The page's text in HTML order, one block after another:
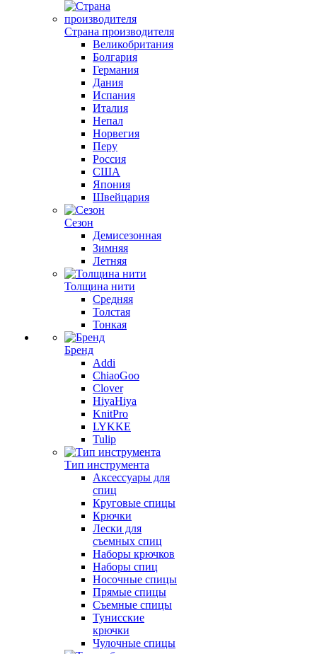
Страна производителя
Великобритания
Болгария
Германия
Дания
Испания
Италия
Непал
Норвегия
Перу
Россия
США
Япония
Швейцария
Сезон
Демисезонная
Зимняя
Летняя
Толщина нити
Средняя
Толстая
Тонкая
Бренд
Addi
ChiaoGoo
Clover
HiyaHiya
KnitPro
LYKKE
Tulip
Тип инструмента
Аксессуары для
спиц
Круговые спицы
Крючки
Лески для
съемных спиц
Наборы крючков
Наборы спиц
Носочные спицы
Прямые спицы
Съемные спицы
Тунисские
крючки
Чулочные спицы